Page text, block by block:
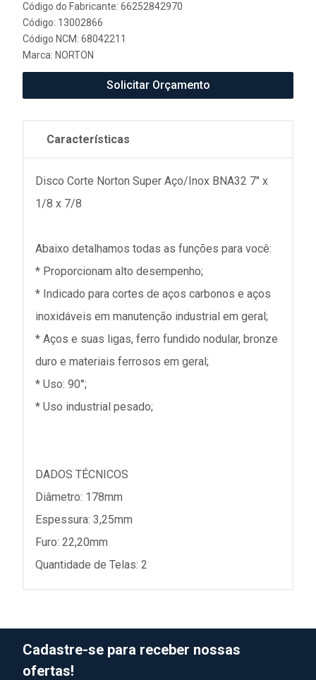
Código do Fabricante: 66252842970
Código: 13002866
Código NCM: 68042211
Marca: NORTON
Solicitar Orçamento
Características
Disco Corte Norton Super Aço/Inox BNA32 7" x
1/8 x 7/8
Abaixo detalhamos todas as funções para você:
* Proporcionam alto desempenho;
* Indicado para cortes de aços carbonos e aços
inoxidáveis em manutenção industrial em geral;
* Aços e suas ligas, ferro fundido nodular, bronze
duro e materiais ferrosos em geral;
* Uso: 90°;
* Uso industrial pesado;
DADOS TÉCNICOS
Diâmetro: 178mm
Espessura: 3,25mm
Furo: 22,20mm
Quantidade de Telas: 2
Cadastre-se para receber nossas
ofertas!